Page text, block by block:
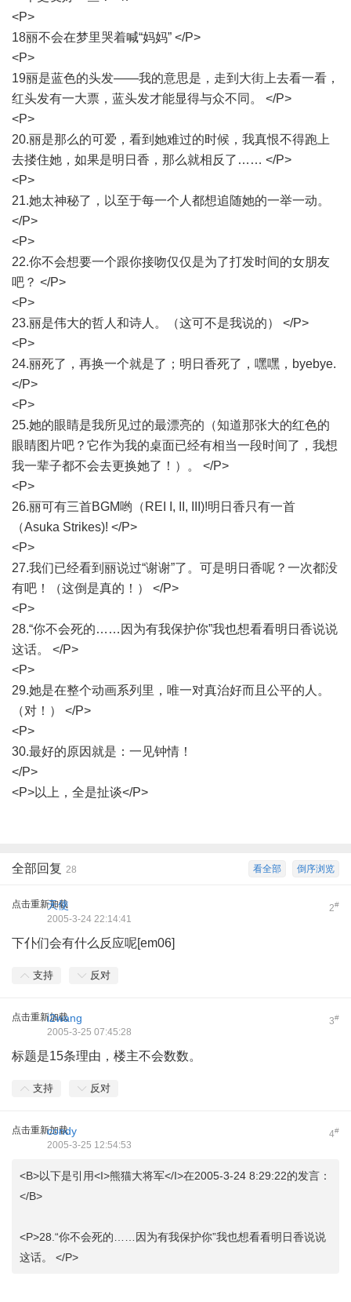
<P>
18丽不会在梦里哭着喊“妈妈” </P>
<P>
19丽是蓝色的头发——我的意思是，走到大街上去看一看，
红头发有一大票，蓝头发才能显得与众不同。 </P>
<P>
20.丽是那么的可爱，看到她难过的时候，我真恨不得跑上
去搂住她，如果是明日香，那么就相反了…… </P>
<P>
21.她太神秘了，以至于每一个人都想追随她的一举一动。
</P>
<P>
22.你不会想要一个跟你接吻仅仅是为了打发时间的女朋友
吧？ </P>
<P>
23.丽是伟大的哲人和诗人。（这可不是我说的） </P>
<P>
24.丽死了，再换一个就是了；明日香死了，嘿嘿，byebye.
</P>
<P>
25.她的眼睛是我所见过的最漂亮的（知道那张大的红色的
眼睛图片吧？它作为我的桌面已经有相当一段时间了，我想
我一辈子都不会去更换她了！）。 </P>
<P>
26.丽可有三首BGM哟（REI I, II, III)!明日香只有一首
（Asuka Strikes)! </P>
<P>
27.我们已经看到丽说过“谢谢”了。可是明日香呢？一次都没
有吧！（这倒是真的！） </P>
<P>
28.“你不会死的……因为有我保护你”我也想看看明日香说说
这话。 </P>
<P>
29.她是在整个动画系列里，唯一对真治好而且公平的人。
（对！） </P>
<P>
30.最好的原因就是：一见钟情！
</P>
<P>以上，全是扯谈</P>
倒序浏览
看全部
全部回复 28
点击重新加载 2#
天使
2005-3-24 22:14:41
下仆们会有什么反应呢[em06]
支持 反对
点击重新加载 3#
i2wang
2005-3-25 07:45:28
标题是15条理由，楼主不会数数。
支持 反对
点击重新加载 4#
condy
2005-3-25 12:54:53
<B>以下是引用<I>熊猫大将军</I>在2005-3-24 8:29:22的发言：
</B>
<P>28.“你不会死的……因为有我保护你”我也想看看明日香说说
这话。 </P>